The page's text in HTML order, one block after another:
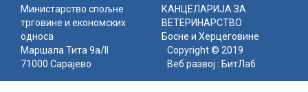
Министарство спољне
трговине и економских
односа
КАНЦЕЛАРИЈА ЗА
ВЕТЕРИНАРСТВО
Босне и Херцеговине
Маршала Тита 9а/II
71000 Сарајево
Copyright © 2019
Веб развој : БитЛаб